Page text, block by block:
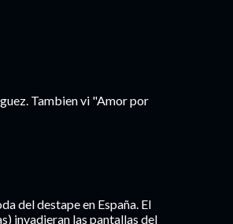
Tambien vi "Amor por
del destape en España. El
invadieran las pantallas del